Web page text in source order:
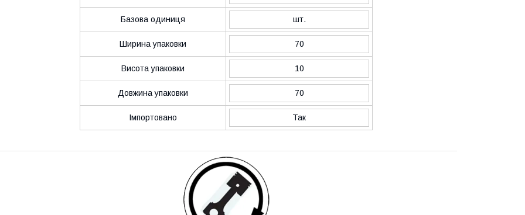
Базова одиниця шт.
Ширина упаковки 70
Висота упаковки 10
Довжина упаковки 70
Імпортовано Так